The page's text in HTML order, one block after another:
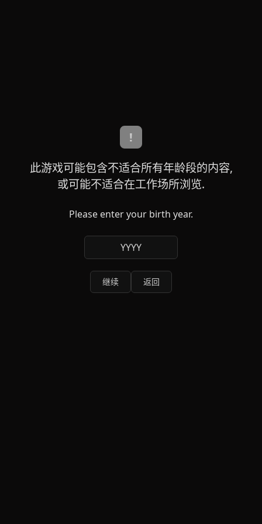
!
此游戏可能包含不适合所有年龄段的内容,
或可能不适合在工作场所浏览.
Please enter your birth year.
YYYY
继续 返回